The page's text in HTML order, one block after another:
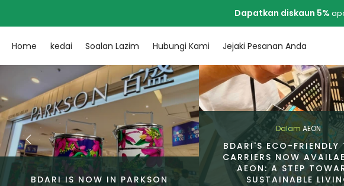
ke
Dapatkan diskaun 5%
Home kedai Soalan Lazim Hubungi Kami Jejaki Pesanan Anda
BDARI IS NOW IN PARKSON
Dalam AEON
BDARI'S ECO-FRIENDLY
CARRIERS NOW
AEON: A STEP
SUSTAINABLE